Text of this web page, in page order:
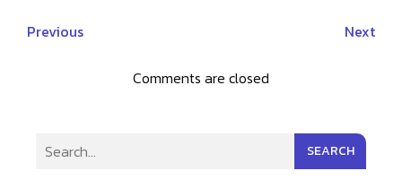
SEARCH
Previous Next
Comments are closed